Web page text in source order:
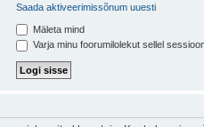
Saada aktiveerimissõnum uuesti
Mäleta mind
Varja minu foorumilolekut sellel